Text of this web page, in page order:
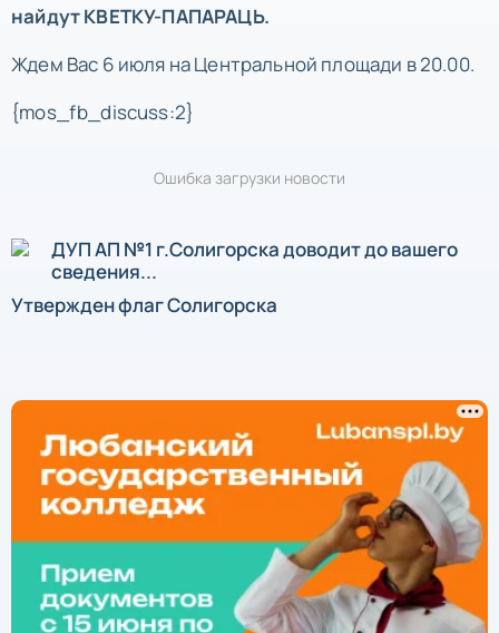
найдут КВЕТКУ-ПАПАРАЦЬ.
Ждем Вас 6 июля на Центральной площади в 20.00.
{mos_fb_discuss:2}
Ошибка загрузки новости
ДУП АП №1 г.Солигорска доводит до вашего
сведения...
Утвержден флаг Солигорска